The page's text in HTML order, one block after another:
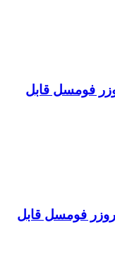
فومسل قابل
فومسل قابل